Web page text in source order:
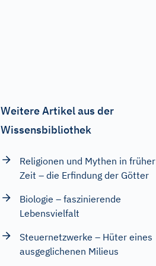
Weitere Artikel aus der
Wissensbibliothek
Religionen und Mythen in früher
Zeit – die Erfindung der Götter
Biologie – faszinierende
Lebensvielfalt
Steuernetzwerke – Hüter eines
ausgeglichenen Milieus